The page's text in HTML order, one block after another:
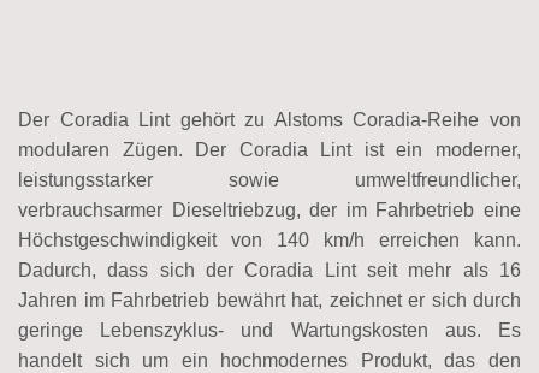
Der Coradia Lint gehört zu Alstoms Coradia-Reihe von
modularen Zügen. Der Coradia Lint ist ein moderner,
leistungsstarker sowie umweltfreundlicher,
verbrauchsarmer Dieseltriebzug, der im Fahrbetrieb eine
Höchstgeschwindigkeit von 140 km/h erreichen kann.
Dadurch, dass sich der Coradia Lint seit mehr als 16
Jahren im Fahrbetrieb bewährt hat, zeichnet er sich durch
geringe Lebenszyklus- und Wartungskosten aus. Es
handelt sich um ein hochmodernes Produkt, das den